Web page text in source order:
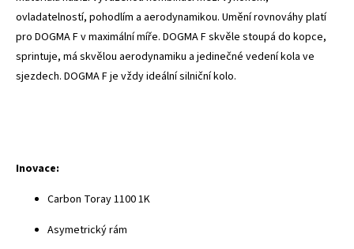
ovladatelností, pohodlím a aerodynamikou. Umění rovnováhy platí
pro DOGMA F v maximální míře. DOGMA F skvěle stoupá do kopce,
sprintuje, má skvělou aerodynamiku a jedinečné vedení kola ve
sjezdech. DOGMA F je vždy ideální silniční kolo.
Inovace:
Carbon Toray 1100 1K
Asymetrický rám